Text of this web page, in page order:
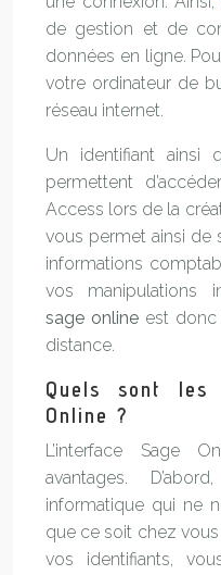
de gestion et de
données en ligne.
votre ordinateur de
réseau internet.
Un identifiant ainsi
permettent
Access lors de la
vous permet ainsi de
informations
vos manipulations
sage online est
distance.
Quels sont les
Online ?
L’interface Sage
avantages.
informatique qui ne
que ce soit chez
vos identifiants,